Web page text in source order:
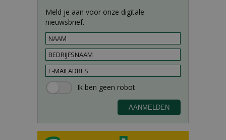
Meld je aan voor onze digitale
nieuwsbrief.